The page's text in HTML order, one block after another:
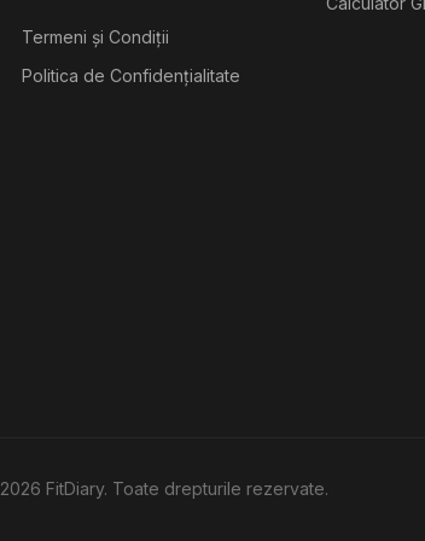
Termeni și Condiții
Politica de Confidențialitate
2026 FitDiary. Toate drepturile rezervate.